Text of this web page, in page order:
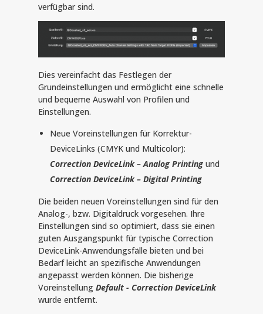
verfügbar sind.
Dies vereinfacht das Festlegen der
Grundeinstellungen und ermöglicht eine schnelle
und bequeme Auswahl von Profilen und
Einstellungen.
Neue Voreinstellungen für Korrektur-
DeviceLinks (CMYK und Multicolor):
Correction DeviceLink – Analog Printingund
Correction DeviceLink – Digital Printing
Die beiden neuen Voreinstellungen sind für den
Analog-, bzw. Digitaldruck vorgesehen. Ihre
Einstellungen sind so optimiert, dass sie einen
guten Ausgangspunkt für typische Correction
DeviceLink-Anwendungsfälle bieten und bei
Bedarf leicht an spezifische Anwendungen
angepasst werden können. Die bisherige
Voreinstellung Default - Correction DeviceLink
wurde entfernt.